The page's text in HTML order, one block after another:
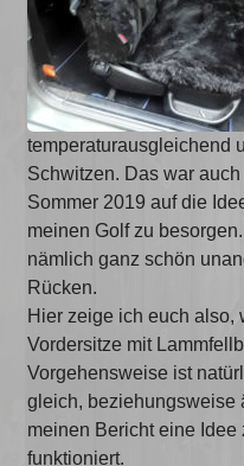
temperaturausgleichend
Schwitzen. Das war
Sommer 2019 auf die
meinen Golf zu
nämlich ganz schön
Rücken.
Hier zeige ich euch also,
Vordersitze mit
Vorgehensweise ist
gleich, beziehungsweise
meinen Bericht eine
funktioniert.